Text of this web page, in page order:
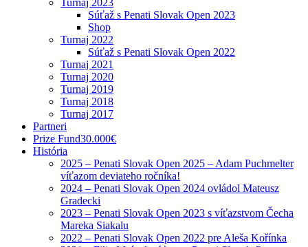
Turnaj 2023
Súťaž s Penati Slovak Open 2023
Shop
Turnaj 2022
Súťaž s Penati Slovak Open 2022
Turnaj 2021
Turnaj 2020
Turnaj 2019
Turnaj 2018
Turnaj 2017
Partneri
Prize Fund30.000€
História
2025 – Penati Slovak Open 2025 – Adam Puchmelter
víťazom deviateho ročníka!
2024 – Penati Slovak Open 2024 ovládol Mateusz
Gradecki
2023 – Penati Slovak Open 2023 s víťazstvom Čecha
Mareka Siakalu
2022 – Penati Slovak Open 2022 pre Aleša Kořínka